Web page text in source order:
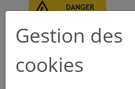
Panneaux de localisation
Gestion des
cookies